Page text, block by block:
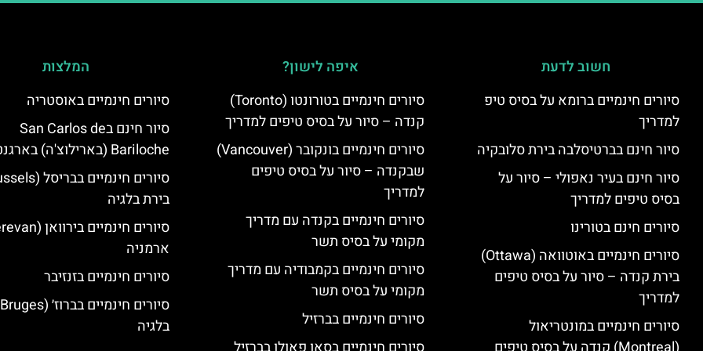
חשוב לדעת
סיורים חינמיים ברומא על בסיס טיפ
למדריך
סיור חינם בברטיסלבה בירת סלובקיה
סיור חינם בעיר נאפולי – סיור על
בסיס טיפים למדריך
סיורים חינם בטורינו
סיורים חינמיים באוטוואה (Ottawa)
בירת קנדה – סיור על בסיס טיפים
למדריך
סיורים חינמיים במונטריאול
איפה לישון?
סיורים חינמיים בטורונטו (Toronto)
קנדה – סיור על בסיס טיפים למדריך
סיורים חינמיים בונקובר (Vancouver)
שבקנדה – סיור על בסיס טיפים
למדריך
סיורים חינמיים בקנדה עם מדריך
מקומי על בסיס תשר
סיורים חינמיים בקמבודיה עם מדריך
מקומי על בסיס תשר
סיורים חינמיים בברזיל
המלצות
סיורים חינמיים באוסטריה
סיור חינם בSan Carlos de
Bariloche (בארילוצ'ה) בארגנטינה
בירת בלגיה
ארמניה
סיורים חינמיים בזנזיבר
בלגיה